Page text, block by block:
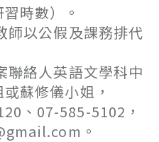
時數）。
師以公假及課務排代
聯絡人英語文學科中
蘇修儀小姐，
、07-585-5102，
。